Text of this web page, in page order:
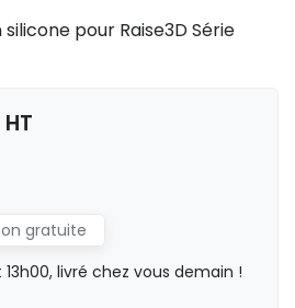
pour Raise3D Série
HT
gratuite
livré chez vous demain !